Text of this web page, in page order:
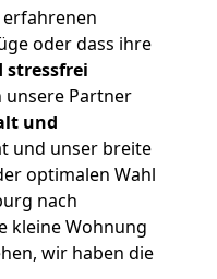
oder dass ihre
stressfrei
unsere Partner
und
und unser breite
optimalen Wahl
nach
kleine Wohnung
wir haben die